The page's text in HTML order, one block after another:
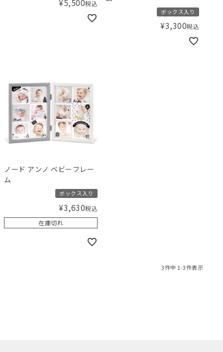
¥5,500税込
ボックス入り
¥3,300税込
ノード アンノ ベビーフレー
ム
ボックス入り
¥3,630税込
在庫切れ
3件中 1-3件表示